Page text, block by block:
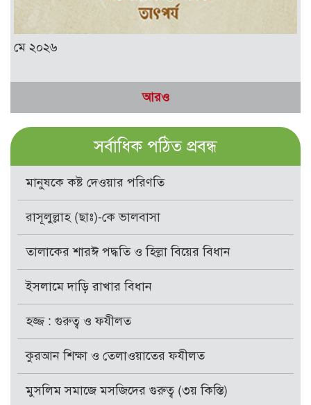
মে ২০২৬
আরও
সর্বাধিক পঠিত প্রবন্ধ
মানুষকে কষ্ট দেওয়ার পরিণতি
রাসূলুল্লাহ (ছাঃ)-কে ভালবাসা
তালাকের শারঈ পদ্ধতি ও হিল্লা বিয়ের বিধান
ইসলামে দাড়ি রাখার বিধান
হজ্জ : গুরুত্ব ও ফযীলত
কুরআন শিক্ষা ও তেলাওয়াতের ফযীলত
মুসলিম সমাজে মসজিদের গুরুত্ব (৩য় কিস্তি)